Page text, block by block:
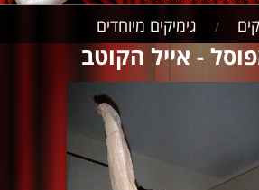
/ גימיקים מיוחדים
- אייל הקוטב